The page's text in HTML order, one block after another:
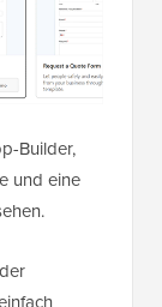
Builder,
und eine